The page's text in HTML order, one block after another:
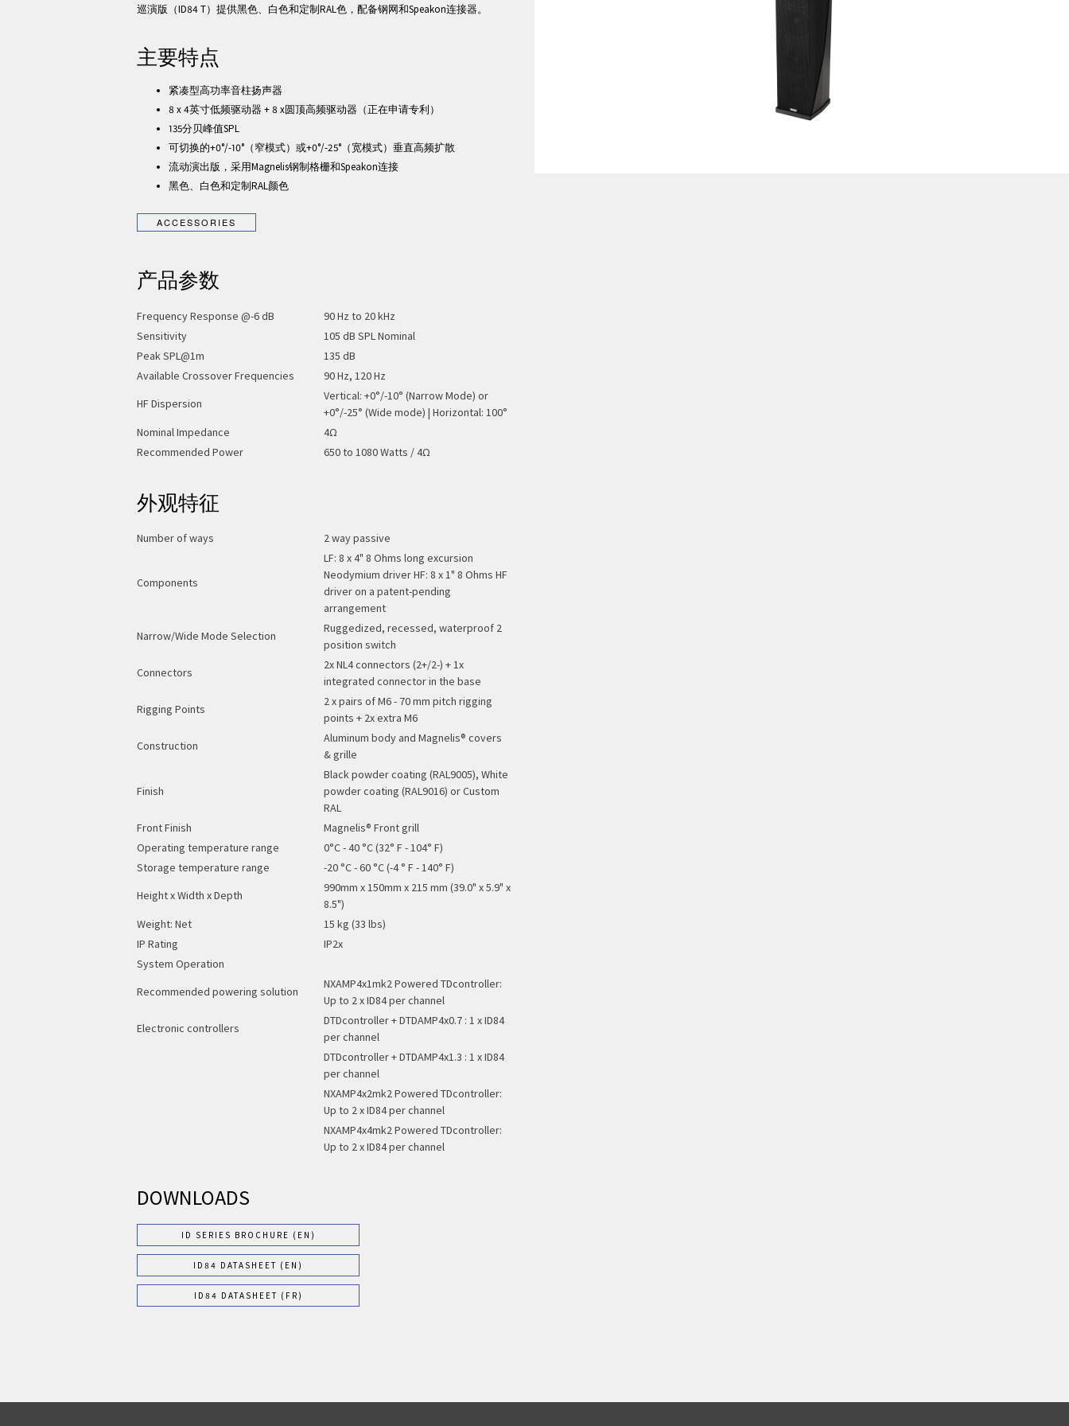
巡演版（ID84 T）提供黑色、白色和定制RAL色，配备钢网和Speakon连接器。
主要特点
紧凑型高功率音柱扬声器
8 x 4英寸低频驱动器 + 8 x圆顶高频驱动器（正在申请专利）
135分贝峰值SPL
可切换的+0°/-10°（窄模式）或+0°/-25°（宽模式）垂直高频扩散
流动演出版，采用Magnelis钢制格栅和Speakon连接
黑色、白色和定制RAL颜色
产品参数
Frequency Response @-6 dB
90 Hz to 20 kHz
Sensitivity
105 dB SPL Nominal
Peak SPL@1m
135 dB
Available Crossover Frequencies
90 Hz, 120 Hz
HF Dispersion
Vertical: +0°/-10° (Narrow Mode) or
+0°/-25° (Wide mode) | Horizontal: 100°
Nominal Impedance
4Ω
Recommended Power
650 to 1080 Watts / 4Ω
外观特征
Number of ways 2 way passive
Components
LF: 8 x 4" 8 Ohms long excursion
Neodymium driver HF: 8 x 1" 8 Ohms HF
driver on a patent-pending
arrangement
Narrow/Wide Mode Selection
Ruggedized, recessed, waterproof 2
position switch
Connectors
2x NL4 connectors (2+/2-) + 1x
integrated connector in the base
Rigging Points
2 x pairs of M6 - 70 mm pitch rigging
points + 2x extra M6
Construction
Aluminum body and Magnelis® covers
& grille
Finish
Black powder coating (RAL9005), White
powder coating (RAL9016) or Custom
RAL
Front Finish
Magnelis® Front grill
Operating temperature range
0°C - 40 °C (32° F - 104° F)
Storage temperature range
-20 °C - 60 °C (-4 ° F - 140° F)
Height x Width x Depth
990mm x 150mm x 215 mm (39.0" x 5.9" x
8.5")
Weight: Net
15 kg (33 lbs)
IP Rating
IP2x
System Operation
Recommended powering solution
NXAMP4x1mk2 Powered TDcontroller:
Up to 2 x ID84 per channel
Electronic controllers
DTDcontroller + DTDAMP4x0.7 : 1 x ID84
per channel
DTDcontroller + DTDAMP4x1.3 : 1 x ID84
per channel
NXAMP4x2mk2 Powered TDcontroller:
Up to 2 x ID84 per channel
NXAMP4x4mk2 Powered TDcontroller:
Up to 2 x ID84 per channel
DOWNLOADS
ID SERIES BROCHURE (EN)
ID84 DATASHEET (EN)
ID84 DATASHEET (FR)